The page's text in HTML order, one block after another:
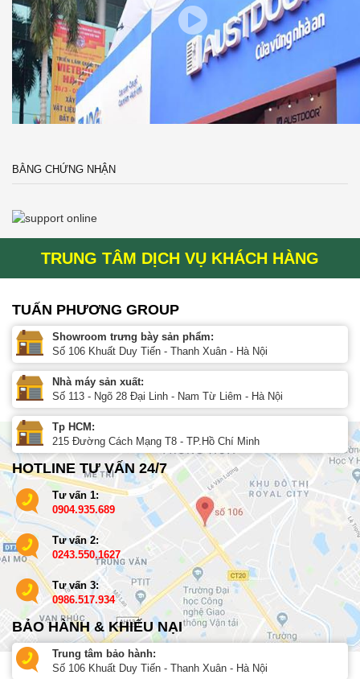
BẰNG CHỨNG NHẬN
TRUNG TÂM DỊCH VỤ KHÁCH HÀNG
TUẤN PHƯƠNG GROUP
Showroom trưng bày sản phẩm:
Số 106 Khuất Duy Tiến - Thanh Xuân - Hà Nội
Nhà máy sản xuất:
Số 113 - Ngõ 28 Đại Linh - Nam Từ Liêm - Hà Nội
Tp HCM:
215 Đường Cách Mạng T8 - TP.Hồ Chí Minh
HOTLINE TƯ VẤN 24/7
Tư vấn 1:
0904.935.689
Tư vấn 2:
0243.550.1627
Tư vấn 3:
0986.517.934
BẢO HÀNH & KHIẾU NẠI
Trung tâm bảo hành:
Số 106 Khuất Duy Tiến - Thanh Xuân - Hà Nội